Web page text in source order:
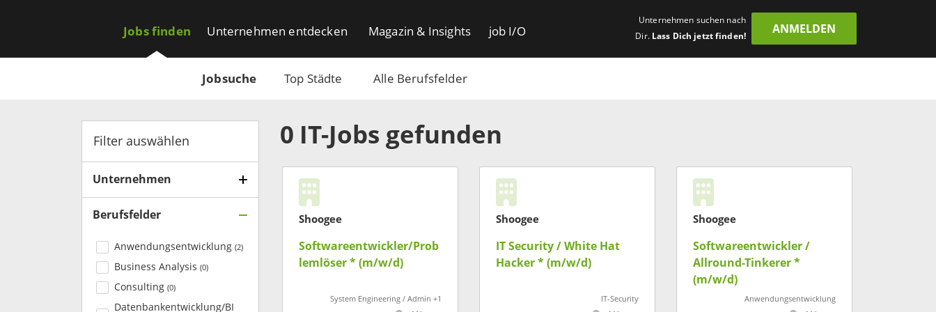
Jobs finden
Jobsuche Top Städte Alle Berufsfelder
Unternehmen entdecken Magazin & Insights job I/O
Unternehmen suchen nach
Dir. Lass Dich jetzt finden!
ANMELDEN
Filter auswählen
Unternehmen
Berufsfelder
Anwendungsentwicklung (2)
Business Analysis (0)
Consulting (0)
Datenbankentwicklung/BI
0 IT-Jobs gefunden
Shoogee
Softwareentwickler/Prob
lemlöser * (m/w/d)
System Engineering / Admin +1
Shoogee
IT Security / White Hat
Hacker * (m/w/d)
IT-Security
Shoogee
Softwareentwickler /
Allround-Tinkerer *
(m/w/d)
Anwendungsentwicklung